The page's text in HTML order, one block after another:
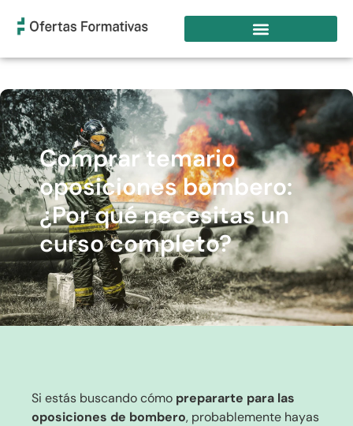
Comprar temario
oposiciones bombero:
¿Por qué necesitas un
curso completo?
Si estás buscando cómo prepararte para las
oposiciones de bombero, probablemente hayas